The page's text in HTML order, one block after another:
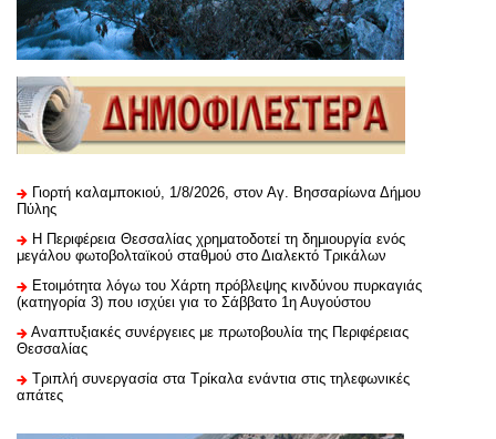
Γιορτή καλαμποκιού, 1/8/2026, στον Αγ. Βησσαρίωνα Δήμου
Πύλης
H Περιφέρεια Θεσσαλίας χρηματοδοτεί τη δημιουργία ενός
μεγάλου φωτοβολταϊκού σταθμού στο Διαλεκτό Τρικάλων
Ετοιμότητα λόγω του Χάρτη πρόβλεψης κινδύνου πυρκαγιάς
(κατηγορία 3) που ισχύει για το Σάββατο 1η Αυγούστου
Αναπτυξιακές συνέργειες με πρωτοβουλία της Περιφέρειας
Θεσσαλίας
Τριπλή συνεργασία στα Τρίκαλα ενάντια στις τηλεφωνικές
απάτες